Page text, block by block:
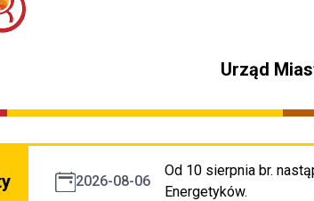
Urząd
2026-08-06
Od 10 sierpnia br.
Energetyków.